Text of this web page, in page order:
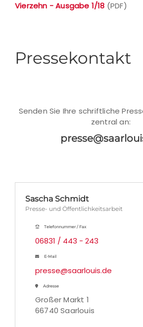
Vierzehn - Ausgabe 1/18 (PDF)
Pressekontakt
Senden Sie Ihre schriftliche
zentral an:
Sascha Schmidt
Presse- und Öffentlichkeitsarbeit
Telefonnummer / Fax
06831 / 443 - 243
E-Mail
presse@saarlouis.de
Adresse
Großer Markt 1
66740 Saarlouis